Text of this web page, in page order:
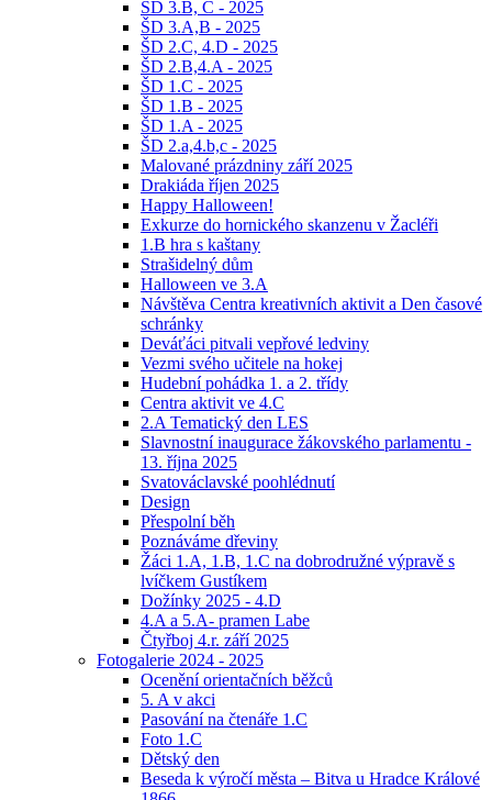
ŠD 3.B, C - 2025
ŠD 3.A,B - 2025
ŠD 2.C, 4.D - 2025
ŠD 2.B,4.A - 2025
ŠD 1.C - 2025
ŠD 1.B - 2025
ŠD 1.A - 2025
ŠD 2.a,4.b,c - 2025
Malované prázdniny září 2025
Drakiáda říjen 2025
Happy Halloween!
Exkurze do hornického skanzenu v Žacléři
1.B hra s kaštany
Strašidelný dům
Halloween ve 3.A
Návštěva Centra kreativních aktivit a Den časové
schránky
Deváťáci pitvali vepřové ledviny
Vezmi svého učitele na hokej
Hudební pohádka 1. a 2. třídy
Centra aktivit ve 4.C
2.A Tematický den LES
Slavnostní inaugurace žákovského parlamentu -
13. října 2025
Svatováclavské poohlédnutí
Design
Přespolní běh
Poznáváme dřeviny
Žáci 1.A, 1.B, 1.C na dobrodružné výpravě s
lvíčkem Gustíkem
Dožínky 2025 - 4.D
4.A a 5.A- pramen Labe
Čtyřboj 4.r. září 2025
Fotogalerie 2024 - 2025
Ocenění orientačních běžců
5. A v akci
Pasování na čtenáře 1.C
Foto 1.C
Dětský den
Beseda k výročí města – Bitva u Hradce Králové